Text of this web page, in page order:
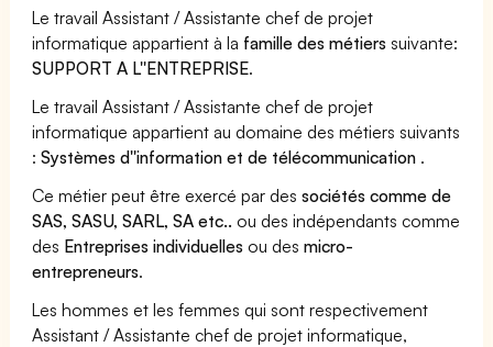
Le travail Assistant / Assistante chef de projet
informatique appartient à la famille des métiers suivante:
SUPPORT A L''ENTREPRISE.
Le travail Assistant / Assistante chef de projet
informatique appartient au domaine des métiers suivants
:Systèmes d''information et de télécommunication .
Ce métier peut être exercé par dessociétés comme de
SAS, SASU, SARL, SA etc.. ou des indépendants comme
des Entreprises individuelles ou desmicro-
entrepreneurs.
Les hommes et les femmes qui sont respectivement
Assistant / Assistante chef de projet informatique,